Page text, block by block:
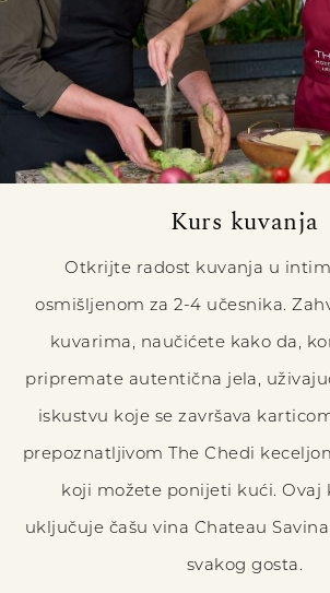
Kurs kuvanja
Otkrijte radost kuvanja u
osmišljenom za 2-4 učesnika.
kuvarima, naučićete kako da,
pripremate autentična jela,
iskustvu koje se završava
prepoznatljivom The Chedi
koji možete ponijeti kući. Ovaj
uključuje čašu vina Chateau
svakog gosta.